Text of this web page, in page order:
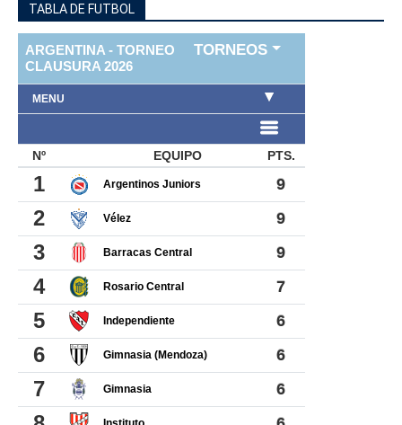
TABLA DE FUTBOL